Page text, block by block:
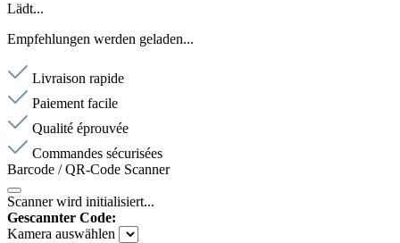
Lädt...
Empfehlungen werden geladen...
Livraison rapide
Paiement facile
Qualité éprouvée
Commandes sécurisées
Barcode / QR-Code Scanner
Scanner wird initialisiert...
Gescannter Code:
Kamera auswählen